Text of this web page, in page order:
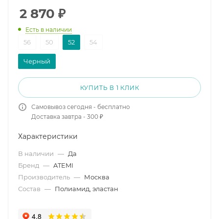
2 870 ₽
Есть в наличии
56 50 52 54
Черный
КУПИТЬ В 1 КЛИК
Самовывоз сегодня - бесплатно
Доставка завтра - 300 ₽
Характеристики
В наличии — Да
Бренд — ATEMI
Производитель — Москва
Состав — Полиамид, эластан